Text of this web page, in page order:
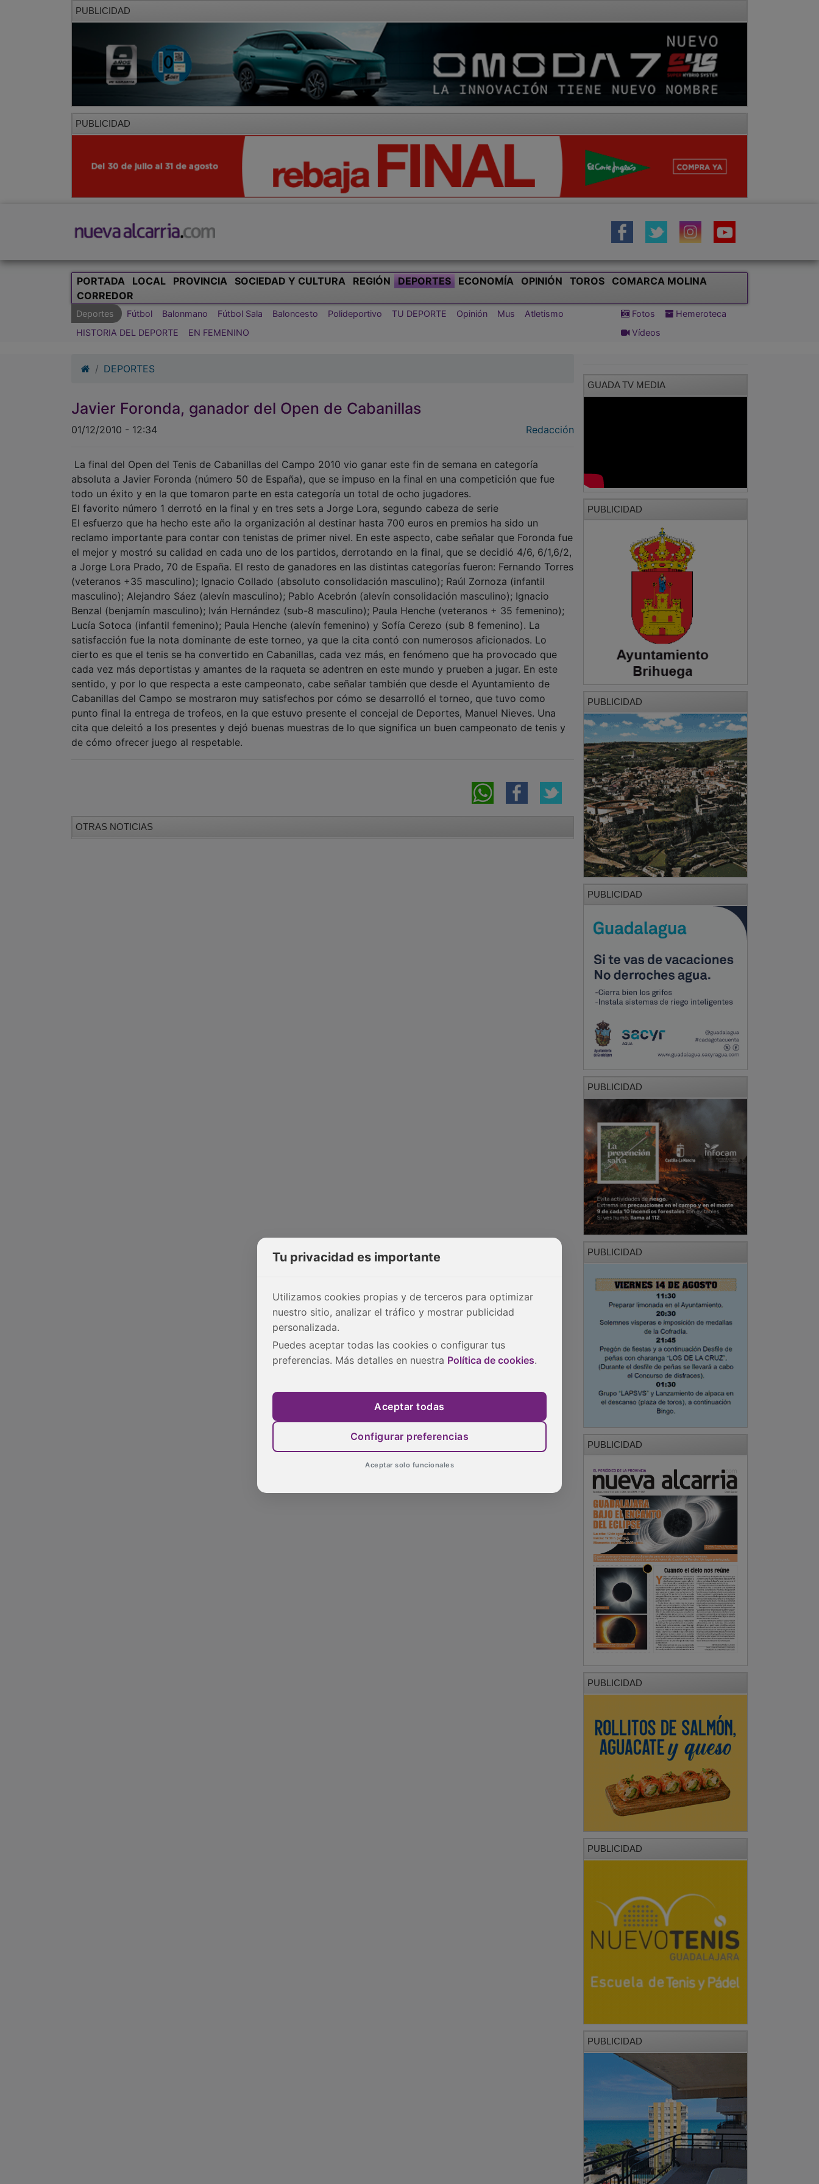
PUBLICIDAD
PUBLICIDAD
PORTADA LOCAL PROVINCIA SOCIEDAD Y CULTURA REGIÓN DEPORTES ECONOMÍA OPINIÓN TOROS
COMARCA MOLINA
CORREDOR
Deportes Fútbol Balonmano Fútbol Sala Baloncesto Polideportivo TU DEPORTE Opinión Mus
Atletismo
HISTORIA DEL DEPORTE
EN FEMENINO
Fotos
Hemeroteca
Vídeos
DEPORTES
Javier Foronda, ganador del Open de Cabanillas
01/12/2010 - 12:34 Redacción
La final del Open del Tenis de Cabanillas del Campo 2010 vio ganar este fin de semana en categoría
absoluta a Javier Foronda (número 50 de España), que se impuso en la final en una competición que fue
todo un éxito y en la que tomaron parte en esta categoría un total de ocho jugadores.
El favorito número 1 derrotó en la final y en tres sets a Jorge Lora, segundo cabeza de serie
El esfuerzo que ha hecho este año la organización al destinar hasta 700 euros en premios ha sido un
reclamo importante para contar con tenistas de primer nivel. En este aspecto, cabe señalar que Foronda fue
el mejor y mostró su calidad en cada uno de los partidos, derrotando en la final, que se decidió 4/6, 6/1,6/2,
a Jorge Lora Prado, 70 de España. El resto de ganadores en las distintas categorías fueron: Fernando Torres
(veteranos +35 masculino); Ignacio Collado (absoluto consolidación masculino); Raúl Zornoza (infantil
masculino); Alejandro Sáez (alevín masculino); Pablo Acebrón (alevín consolidación masculino); Ignacio
Benzal (benjamín masculino); Iván Hernández (sub-8 masculino); Paula Henche (veteranos + 35 femenino);
Lucía Sotoca (infantil femenino); Paula Henche (alevín femenino) y Sofía Cerezo (sub 8 femenino). La
satisfacción fue la nota dominante de este torneo, ya que la cita contó con numerosos aficionados. Lo
cierto es que el tenis se ha convertido en Cabanillas, cada vez más, en fenómeno que ha provocado que
cada vez más deportistas y amantes de la raqueta se adentren en este mundo y prueben a jugar. En este
sentido, y por lo que respecta a este campeonato, cabe señalar también que desde el Ayuntamiento de
Cabanillas del Campo se mostraron muy satisfechos por cómo se desarrolló el torneo, que tuvo como
punto final la entrega de trofeos, en la que estuvo presente el concejal de Deportes, Manuel Nieves. Una
cita que deleitó a los presentes y dejó buenas muestras de lo que significa un buen campeonato de tenis y
de cómo ofrecer juego al respetable.
OTRAS NOTICIAS
GUADA TV MEDIA
PUBLICIDAD
PUBLICIDAD
PUBLICIDAD
PUBLICIDAD
PUBLICIDAD
PUBLICIDAD
PUBLICIDAD
PUBLICIDAD
PUBLICIDAD
Tu privacidad es importante
Utilizamos cookies propias y de terceros para optimizar
nuestro sitio, analizar el tráfico y mostrar publicidad
personalizada.
Puedes aceptar todas las cookies o configurar tus
preferencias. Más detalles en nuestra Política de cookies.
Aceptar todas
Configurar preferencias
Aceptar solo funcionales